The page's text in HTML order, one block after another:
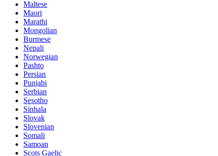
Maltese
Maori
Marathi
Mongolian
Burmese
Nepali
Norwegian
Pashto
Persian
Punjabi
Serbian
Sesotho
Sinhala
Slovak
Slovenian
Somali
Samoan
Scots Gaelic